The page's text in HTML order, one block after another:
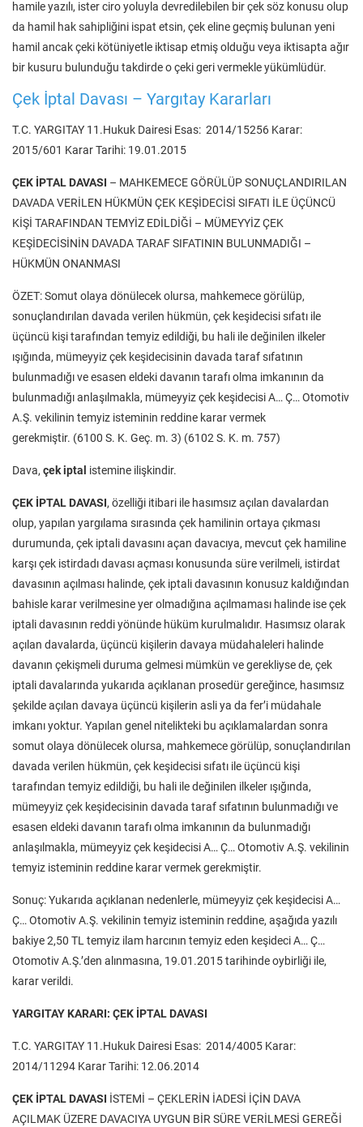
hamile yazılı, ister ciro yoluyla devredilebilen bir çek söz konusu olup
da hamil hak sahipliğini ispat etsin, çek eline geçmiş bulunan yeni
hamil ancak çeki kötüniyetle iktisap etmiş olduğu veya iktisapta ağır
bir kusuru bulunduğu takdirde o çeki geri vermekle yükümlüdür.
Çek İptal Davası – Yargıtay Kararları
T.C. YARGITAY 11.Hukuk Dairesi Esas: 2014/15256 Karar:
2015/601 Karar Tarihi: 19.01.2015
ÇEK İPTAL DAVASI – MAHKEMECE GÖRÜLÜP SONUÇLANDIRILAN
DAVADA VERİLEN HÜKMÜN ÇEK KEŞİDECİSİ SIFATI İLE ÜÇÜNCÜ
KİŞİ TARAFINDAN TEMYİZ EDİLDİĞİ – MÜMEYYİZ ÇEK
KEŞİDECİSİNİN DAVADA TARAF SIFATININ BULUNMADIĞI –
HÜKMÜN ONANMASI
ÖZET: Somut olaya dönülecek olursa, mahkemece görülüp,
sonuçlandırılan davada verilen hükmün, çek keşidecisi sıfatı ile
üçüncü kişi tarafından temyiz edildiği, bu hali ile değinilen ilkeler
ışığında, mümeyyiz çek keşidecisinin davada taraf sıfatının
bulunmadığı ve esasen eldeki davanın tarafı olma imkanının da
bulunmadığı anlaşılmakla, mümeyyiz çek keşidecisi A… Ç… Otomotiv
A.Ş. vekilinin temyiz isteminin reddine karar vermek
gerekmiştir. (6100 S. K. Geç. m. 3) (6102 S. K. m. 757)
Dava, çek iptal istemine ilişkindir.
ÇEK İPTAL DAVASI, özelliği itibari ile hasımsız açılan davalardan
olup, yapılan yargılama sırasında çek hamilinin ortaya çıkması
durumunda, çek iptali davasını açan davacıya, mevcut çek hamiline
karşı çek istirdadı davası açması konusunda süre verilmeli, istirdat
davasının açılması halinde, çek iptali davasının konusuz kaldığından
bahisle karar verilmesine yer olmadığına açılmaması halinde ise çek
iptali davasının reddi yönünde hüküm kurulmalıdır. Hasımsız olarak
açılan davalarda, üçüncü kişilerin davaya müdahaleleri halinde
davanın çekişmeli duruma gelmesi mümkün ve gerekliyse de, çek
iptali davalarında yukarıda açıklanan prosedür gereğince, hasımsız
şekilde açılan davaya üçüncü kişilerin asli ya da fer’i müdahale
imkanı yoktur. Yapılan genel nitelikteki bu açıklamalardan sonra
somut olaya dönülecek olursa, mahkemece görülüp, sonuçlandırılan
davada verilen hükmün, çek keşidecisi sıfatı ile üçüncü kişi
tarafından temyiz edildiği, bu hali ile değinilen ilkeler ışığında,
mümeyyiz çek keşidecisinin davada taraf sıfatının bulunmadığı ve
esasen eldeki davanın tarafı olma imkanının da bulunmadığı
anlaşılmakla, mümeyyiz çek keşidecisi A… Ç… Otomotiv A.Ş. vekilinin
temyiz isteminin reddine karar vermek gerekmiştir.
Sonuç: Yukarıda açıklanan nedenlerle, mümeyyiz çek keşidecisi A…
Ç… Otomotiv A.Ş. vekilinin temyiz isteminin reddine, aşağıda yazılı
bakiye 2,50 TL temyiz ilam harcının temyiz eden keşideci A… Ç…
Otomotiv A.Ş.’den alınmasına, 19.01.2015 tarihinde oybirliği ile,
karar verildi.
YARGITAY KARARI: ÇEK İPTAL DAVASI
T.C. YARGITAY 11.Hukuk Dairesi Esas: 2014/4005 Karar:
2014/11294 Karar Tarihi: 12.06.2014
ÇEK İPTAL DAVASI İSTEMİ – ÇEKLERİN İADESİ İÇİN DAVA
AÇILMAK ÜZERE DAVACIYA UYGUN BİR SÜRE VERİLMESİ GEREĞİ